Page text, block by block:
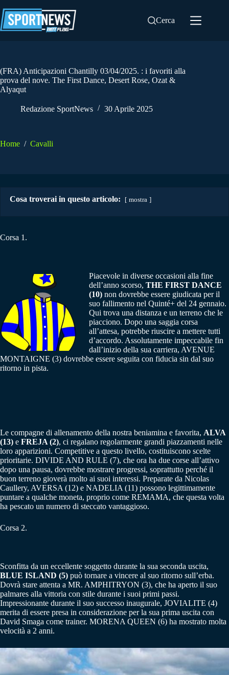
al
contenuto
Cerca
(FRA) Anticipazioni Chantilly 03/04/2025. : i favoriti alla
prova del nove. The First Dance, Desert Rose, Ozat &
Alyaqut
Redazione SportNews 30 Aprile 2025
Home / Cavalli
Cosa troverai in questo articolo: mostra
Corsa 1.
Piacevole in diverse occasioni alla fine
dell’anno scorso, THE FIRST DANCE
(10) non dovrebbe essere giudicata per il
suo fallimento nel Quinté+ del 24 gennaio.
Qui trova una distanza e un terreno che le
piacciono. Dopo una saggia corsa
all’attesa, potrebbe riuscire a mettere tutti
d’accordo. Assolutamente impeccabile fin
dall’inizio della sua carriera, AVENUE
MONTAIGNE (3) dovrebbe essere seguita con fiducia sin dal suo
ritorno in pista.
Le compagne di allenamento della nostra beniamina e favorita, ALVA
(13) e FREJA (2), ci regalano regolarmente grandi piazzamenti nelle
loro apparizioni. Competitive a questo livello, costituiscono scelte
prioritarie. DIVIDE AND RULE (7), che ora ha due corse all’attivo
dopo una pausa, dovrebbe mostrare progressi, soprattutto perché il
buon terreno gioverà molto ai suoi interessi. Preparate da Nicolas
Caullery, AVERSA (12) e NADELIA (11) possono legittimamente
puntare a qualche moneta, proprio come REMAMA, che questa volta
ha pescato un numero di steccato vantaggioso.
Corsa 2.
Sconfitta da un eccellente soggetto durante la sua seconda uscita,
BLUE ISLAND (5) può tornare a vincere al suo ritorno sull’erba.
Dovrà stare attenta a MR. AMPHITRYON (3), che ha aperto il suo
palmares alla vittoria con stile durante i suoi primi passi.
Impressionante durante il suo successo inaugurale, JOVIALITE (4)
merita di essere presa in considerazione per la sua prima uscita con
David Smaga come trainer. MORENA QUEEN (6) ha mostrato molta
velocità a 2 anni.